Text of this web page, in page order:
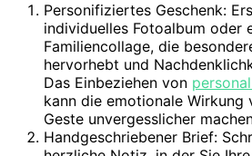
Personifiziertes Geschenk:
individuelles Fotoalbum oder
Familiencollage, die
hervorhebt und
Das Einbeziehen von
kann die emotionale Wirkung
Geste unvergesslicher
Handgeschriebener Brief: